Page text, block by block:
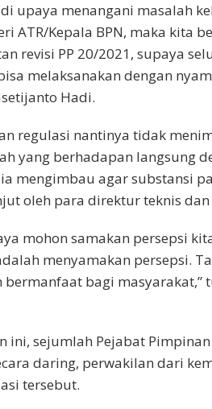
upaya menangani masalah
ATR/Kepala BPN, maka kita
revisi PP 20/2021, supaya
melaksanakan dengan
Hadi.
regulasi nantinya tidak
yang berhadapan langsung
mengimbau agar substansi
oleh para direktur teknis
mohon samakan persepsi
menyamakan persepsi.
bagi masyarakat,”
ini, sejumlah Pejabat
daring, perwakilan dari
tersebut.